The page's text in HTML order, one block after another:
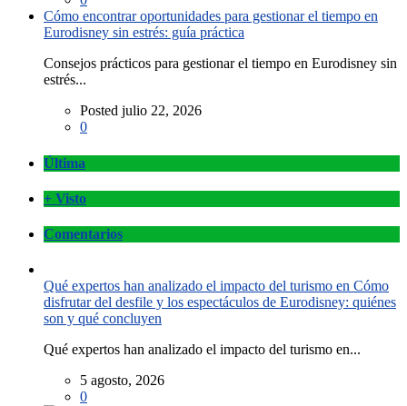
Cómo encontrar oportunidades para gestionar el tiempo en
Eurodisney sin estrés: guía práctica
Consejos prácticos para gestionar el tiempo en Eurodisney sin
estrés...
Posted julio 22, 2026
0
Última
+ Visto
Comentarios
Qué expertos han analizado el impacto del turismo en Cómo
disfrutar del desfile y los espectáculos de Eurodisney: quiénes
son y qué concluyen
Qué expertos han analizado el impacto del turismo en...
5 agosto, 2026
0